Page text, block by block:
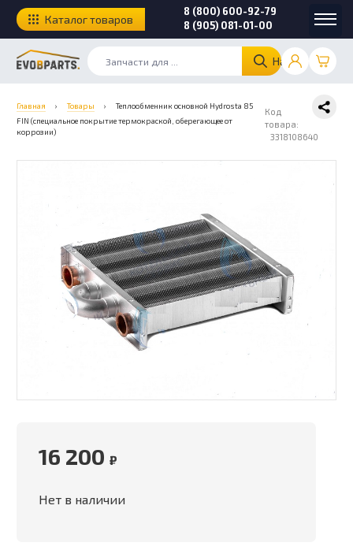
Найти
8 (800) 600-92-79
8 (905) 081-01-00
Каталог товаров
Главная › Товары ›
Теплообменник основной Hydrosta 85
FIN (специальное покрытие термокраской, оберегающее от
коррозии)
Код
товара:
3318108640
16 200 ₽
Нет в наличии